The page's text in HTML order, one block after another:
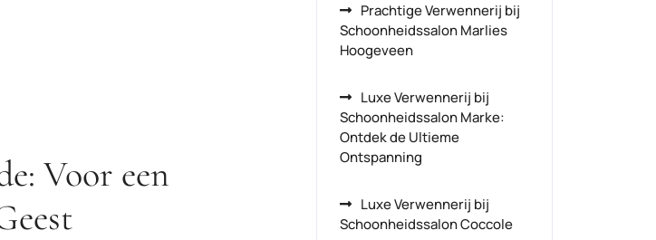
Voor een
Prachtige Verwennerij bij
Schoonheidssalon Marlies
Hoogeveen
Luxe Verwennerij bij
Schoonheidssalon Marke:
Ontdek de Ultieme
Ontspanning
Luxe Verwennerij bij
Schoonheidssalon Coccole